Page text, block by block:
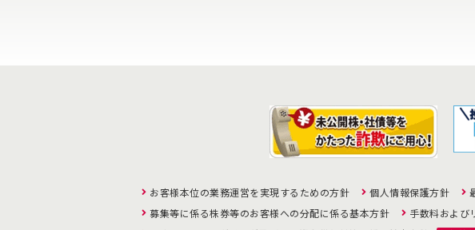
お客様本位の業務運営を実現するための方針 個人情報保護方針
募集等に係る株券等のお客様への分配に係る基本方針
手数料および